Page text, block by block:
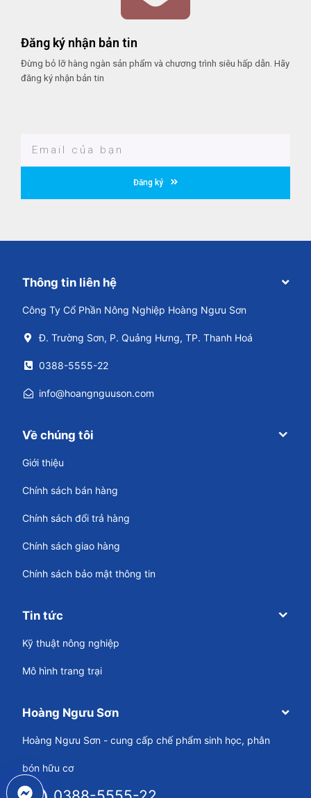
Đăng ký nhận bản tin
Đừng bỏ lỡ hàng ngàn sản phẩm và chương trình siêu hấp dẫn. Hãy
đăng ký nhận bản tin
Đăng ký
Thông tin liên hệ
Công Ty Cổ Phần Nông Nghiệp Hoàng Ngưu Sơn
Đ. Trường Sơn, P. Quảng Hưng, TP. Thanh Hoá
0388-5555-22
info@hoangnguuson.com
Về chúng tôi
Giới thiệu
Chính sách bán hàng
Chính sách đổi trả hàng
Chính sách giao hàng
Chính sách bảo mật thông tin
Tin tức
Kỹ thuật nông nghiệp
Mô hình trang trại
Hoàng Ngưu Sơn
Hoàng Ngưu Sơn - cung cấp chế phẩm sinh học, phân
bón hữu cơ